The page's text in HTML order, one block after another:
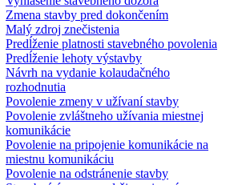
Zmena stavby pred dokončením
Malý zdroj znečistenia
Predĺženie platnosti stavebného povolenia
Predĺženie lehoty výstavby
Návrh na vydanie kolaudačného
rozhodnutia
Povolenie zmeny v užívaní stavby
Povolenie zvláštneho užívania miestnej
komunikácie
Povolenie na pripojenie komunikácie na
miestnu komunikáciu
Povolenie na odstránenie stavby